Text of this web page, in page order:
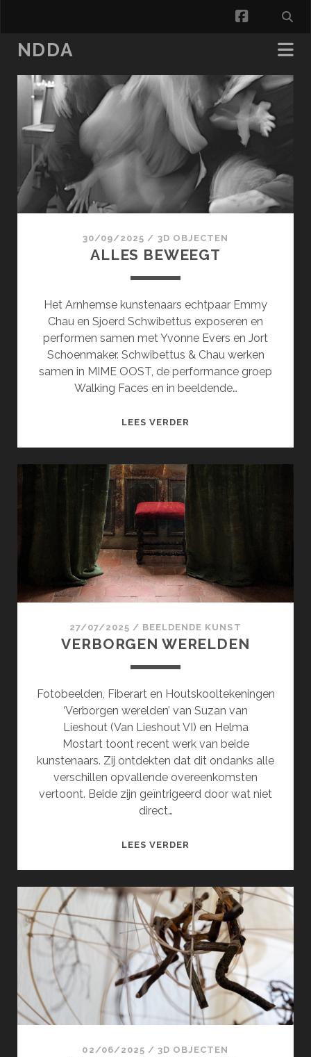
facebook
NDDA
NDDA
Posts
30/09/2025 / 3D OBJECTEN
ALLES BEWEEGT
Het Arnhemse kunstenaars echtpaar Emmy
Chau en Sjoerd Schwibettus exposeren en
performen samen met Yvonne Evers en Jort
Schoenmaker. Schwibettus & Chau werken
samen in MIME OOST, de performance groep
Walking Faces en in beeldende…
LEES VERDER
27/07/2025 / BEELDENDE KUNST
VERBORGEN WERELDEN
Fotobeelden, Fiberart en Houtskooltekeningen
‘Verborgen werelden’ van Suzan van
Lieshout (Van Lieshout VI) en Helma
Mostart toont recent werk van beide
kunstenaars. Zij ontdekten dat dit ondanks alle
verschillen opvallende overeenkomsten
vertoont. Beide zijn geïntrigeerd door wat niet
direct…
LEES VERDER
02/06/2025 /3D OBJECTEN